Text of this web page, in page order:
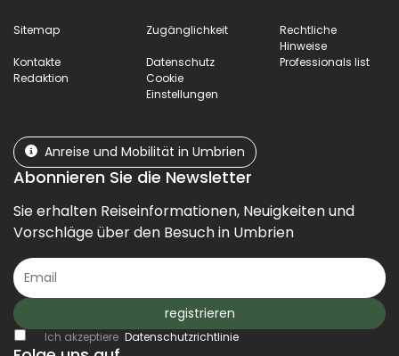
Sitemap Zugänglichkeit
Rechtliche
Hinweise
Kontakte
Datenschutz
Professionals list
Redaktion
Cookie
Einstellungen
Anreise und Mobilität in Umbrien
Abonnieren Sie die Newsletter
Sie erhalten Reiseinformationen, Neuigkeiten und
Vorschläge über den Besuch in Umbrien
registrieren
Ich akzeptiere Datenschutzrichtlinie